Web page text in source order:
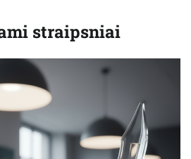
straipsniai